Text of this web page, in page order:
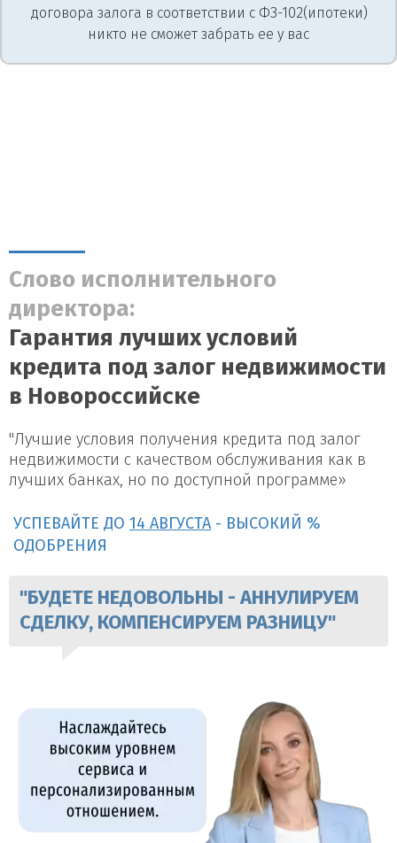
договора залога в соответствии с ФЗ-102(ипотеки)
никто не сможет забрать ее у вас
Слово исполнительного
директора:
Гарантия лучших условий
кредита под залог недвижимости
в Новороссийске
"Лучшие условия получения кредита под залог
недвижимости с качеством обслуживания как в
лучших банках, но по доступной программе»
УСПЕВАЙТЕ ДО 14 АВГУСТА - ВЫСОКИЙ %
ОДОБРЕНИЯ
"БУДЕТЕ НЕДОВОЛЬНЫ - АННУЛИРУЕМ
СДЕЛКУ, КОМПЕНСИРУЕМ РАЗНИЦУ"